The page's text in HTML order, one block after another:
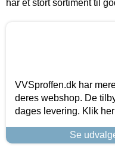
har et stort sortiment til
VVSproffen.dk har
deres webshop. De
dages levering. Klik
Se